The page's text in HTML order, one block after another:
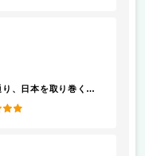
国際関係論という講義名の通り、日本を取り巻く諸外国の問題、日本と諸外国の過去、現在、未来の問題について学ぶことができます。 2024年度から学長先生に担当講師が変わりましたが、外務省で働いていらした経験から、外務省で勤務されている方を実際にお呼びして、外務省とはどういうところで、どのような仕事をするかなどという内容の講演会を授業中に開いてくださったこともありました。 毎回、授業の最後までに授業の感想を紙に書いたものを書いて、それを授業終わりに提出します。